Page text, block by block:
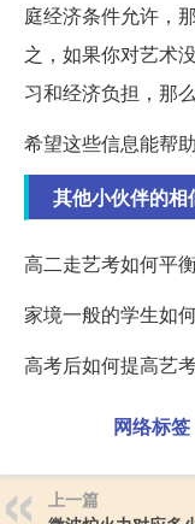
庭经济条件允许，
之，如果你对艺术
习和经济负担，那
希望这些信息能帮
其他小伙伴的相
高二走艺考如何平
家境一般的学生如
高考后如何提高艺
网络标签
上一篇